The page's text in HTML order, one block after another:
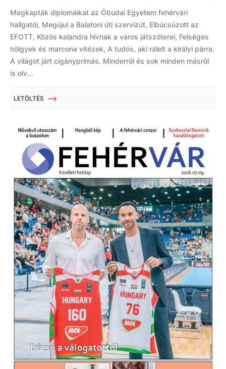
Megkapták diplomáikat az Óbudai Egyetem fehérvári
hallgatói, Megújul a Balatoni úti szervizút, Elbúcsúzott az
EFOTT, Közös kalandra hívnak a város játszóterei, Felséges
hölgyek és marcona vitézek, A tudós, aki rálelt a királyi párra,
A világot járt cigányprímás. Minderről és sok minden másról
is olv...
LETÖLTÉS